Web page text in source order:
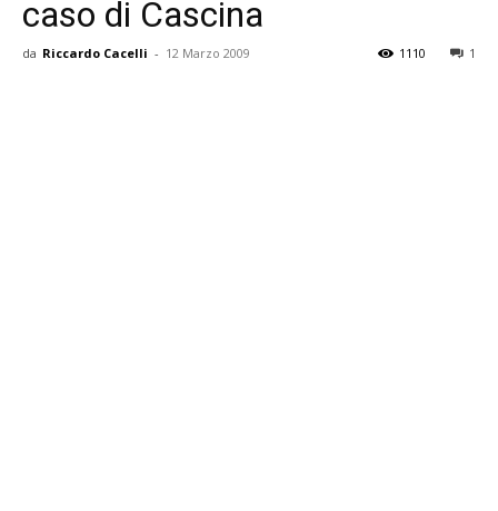
caso di Cascina
da Riccardo Cacelli - 12 Marzo 2009 1
1110